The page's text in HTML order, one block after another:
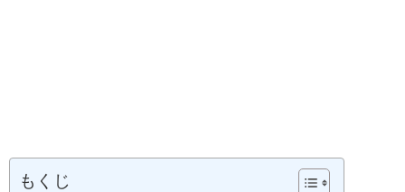
もくじ